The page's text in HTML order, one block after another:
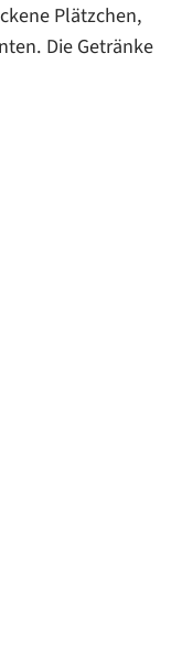
Plätzchen,
Die Getränke